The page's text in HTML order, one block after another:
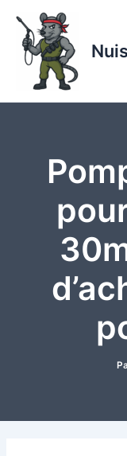
contenu